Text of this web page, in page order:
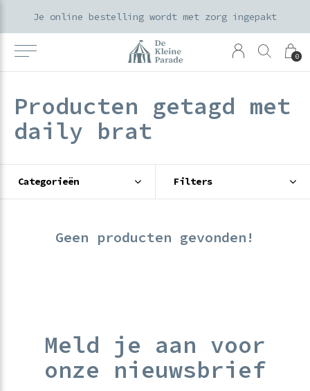
0
Je online bestelling wordt met zorg ingepakt
Producten getagd met
daily brat
Categorieën Filters
Geen producten gevonden!
Meld je aan voor
onze nieuwsbrief